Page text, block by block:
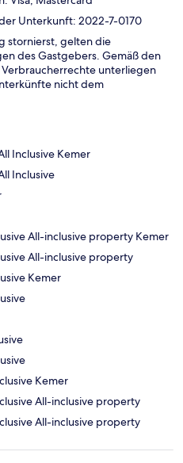
Unterkunft: 2022-7-0170
stornierst, gelten die
des Gastgebers. Gemäß den
unterliegen
nicht dem
Inclusive Kemer
Inclusive
All-inclusive property Kemer
All-inclusive property
Kemer
Kemer
All-inclusive property
All-inclusive property